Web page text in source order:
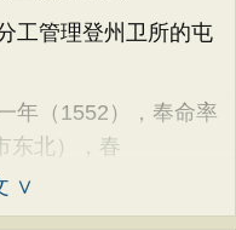
管理登州卫所的屯
（1552），奉命率
东北），春
∨